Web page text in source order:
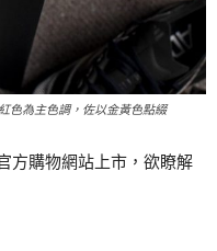
色為主色調，佐以金黃色點綴
方購物網站上市，欲瞭解